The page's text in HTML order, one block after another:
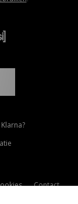
Contact